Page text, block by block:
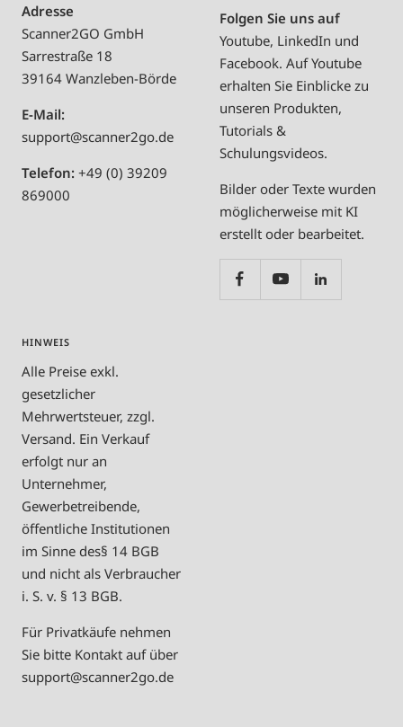
Adresse
Scanner2GO GmbH
Sarrestraße 18
39164 Wanzleben-Börde
E-Mail:
support@scanner2go.de
Telefon: +49 (0) 39209
869000
Folgen Sie uns auf
Youtube, LinkedIn und
Facebook. Auf Youtube
erhalten Sie Einblicke zu
unseren Produkten,
Tutorials &
Schulungsvideos.
Bilder oder Texte wurden
möglicherweise mit KI
erstellt oder bearbeitet.
HINWEIS
Alle Preise exkl.
gesetzlicher
Mehrwertsteuer, zzgl.
Versand. Ein Verkauf
erfolgt nur an
Unternehmer,
Gewerbetreibende,
öffentliche Institutionen
im Sinne des§ 14 BGB
und nicht als Verbraucher
i. S. v. § 13 BGB.
Für Privatkäufe nehmen
Sie bitte Kontakt auf über
support@scanner2go.de